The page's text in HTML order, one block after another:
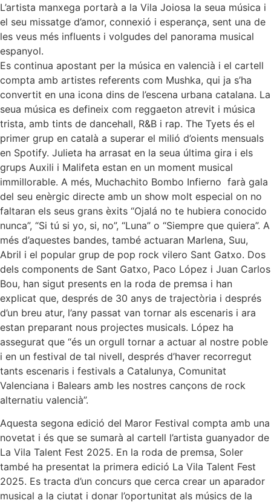
L’artista manxega portarà a la Vila Joiosa la seua música i
el seu missatge d’amor, connexió i esperança, sent una de
les veus més influents i volgudes del panorama musical
espanyol.
Es continua apostant per la música en valencià i el cartell
compta amb artistes referents com Mushka, qui ja s’ha
convertit en una icona dins de l’escena urbana catalana. La
seua música es defineix com reggaeton atrevit i música
trista, amb tints de dancehall, R&B i rap. The Tyets és el
primer grup en català a superar el milió d’oients mensuals
en Spotify. Julieta ha arrasat en la seua última gira i els
grups Auxili i Malifeta estan en un moment musical
immillorable. A més, Muchachito Bombo Infierno farà gala
del seu enèrgic directe amb un show molt especial on no
faltaran els seus grans èxits “Ojalá no te hubiera conocido
nunca”, “Si tú si yo, si, no”, “Luna” o “Siempre que quiera”. A
més d’aquestes bandes, també actuaran Marlena, Suu,
Abril i el popular grup de pop rock vilero Sant Gatxo. Dos
dels components de Sant Gatxo, Paco López i Juan Carlos
Bou, han sigut presents en la roda de premsa i han
explicat que, després de 30 anys de trajectòria i després
d’un breu atur, l’any passat van tornar als escenaris i ara
estan preparant nous projectes musicals. López ha
assegurat que “és un orgull tornar a actuar al nostre poble
i en un festival de tal nivell, després d’haver recorregut
tants escenaris i festivals a Catalunya, Comunitat
Valenciana i Balears amb les nostres cançons de rock
alternatiu valencià”.
Aquesta segona edició del Maror Festival compta amb una
novetat i és que se sumarà al cartell l’artista guanyador de
La Vila Talent Fest 2025. En la roda de premsa, Soler
també ha presentat la primera edició La Vila Talent Fest
2025. Es tracta d’un concurs que cerca crear un aparador
musical a la ciutat i donar l’oportunitat als músics de la